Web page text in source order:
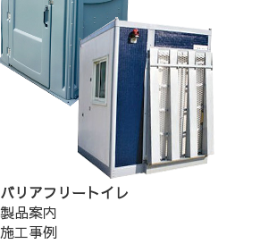
バリアフリートイレ
製品案内
施工事例